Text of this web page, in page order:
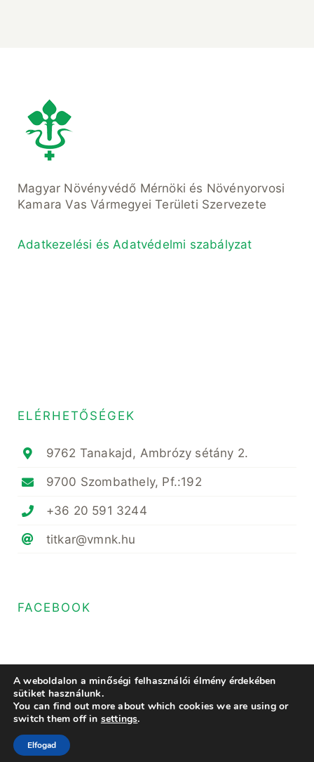
Magyar Növényvédő Mérnöki és Növényorvosi
Kamara Vas Vármegyei Területi Szervezete
Adatkezelési és Adatvédelmi szabályzat
ELÉRHETŐSÉGEK
9762 Tanakajd, Ambrózy sétány 2.
9700 Szombathely, Pf.:192
+36 20 591 3244
titkar@vmnk.hu
FACEBOOK
© Copyright 2020- 2023 • Magyar Növényvédő Mérnöki és Növényorvosi
Kamara Vas Megyei Területi Szervezete • All Rights Reserved • Minden
A weboldalon a minőségi felhasználói élmény érdekében
sütiket használunk.
You can find out more about which cookies we are using or
switch them off in settings.
Elfogad